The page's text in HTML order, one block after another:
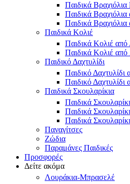
Παιδικά Βραχιόλια
Παιδικά
Παιδικά
Παιδικά Κολιέ
Παιδικά Κολιέ από
Παιδικά Κολιέ
Παιδικό Δαχτυλίδι
Παιδικό Δαχτυλίδι
Παιδικό
Παιδικά Σκουλαρίκια
Παιδικά
Παιδικά
Παιδικά
Παναγίτσες
Ζώδια
Παραμάνες Παιδικές
Προσφορές
Δείτε ακόμα
Λουράκια-Μπρασελέ